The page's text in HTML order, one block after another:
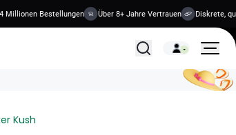
Millionen Bestellungen Über 8+ Jahre Vertrauen Diskrete,
Alle Behandlungen
Kush